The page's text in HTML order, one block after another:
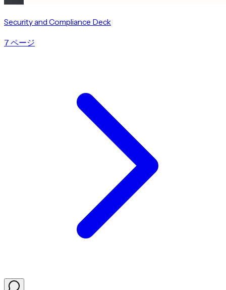
Security and Compliance Deck
7 ページ